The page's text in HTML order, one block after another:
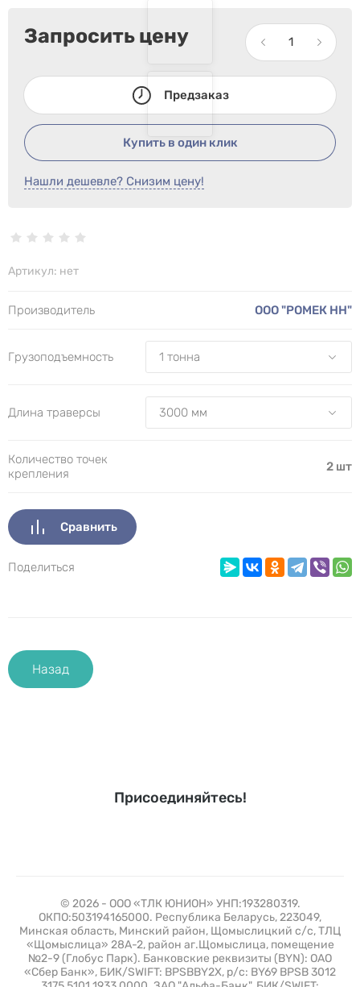
Запросить цену
Предзаказ
Купить в один клик
Нашли дешевле? Снизим цену!
Артикул: нет
Производитель ООО "РОМЕК НН"
Грузоподъемность
Длина траверсы
Количество точек
крепления
2 шт
Сравнить
Поделиться
Назад
Присоединяйтесь!
© 2026 - ООО «ТЛК ЮНИОН» УНП:193280319.
ОКПО:503194165000. Республика Беларусь, 223049,
Минская область, Минский район, Щомыслицкий с/с, ТЛЦ
«Щомыслица» 28А-2, район аг.Щомыслица, помещение
№2-9 (Глобус Парк). Банковские реквизиты (BYN): ОАО
«Сбер Банк», БИК/SWIFT: BPSBBY2X, р/с: BY69 BPSB 3012